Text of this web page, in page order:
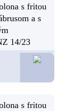
s fritou
a s
14/23
s fritou